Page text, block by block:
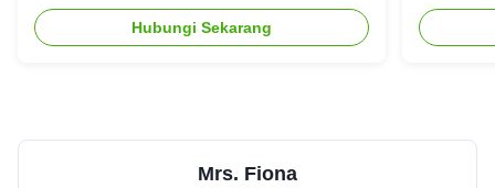
Extruder CE
Hubungi Sekarang
Mrs. Fiona